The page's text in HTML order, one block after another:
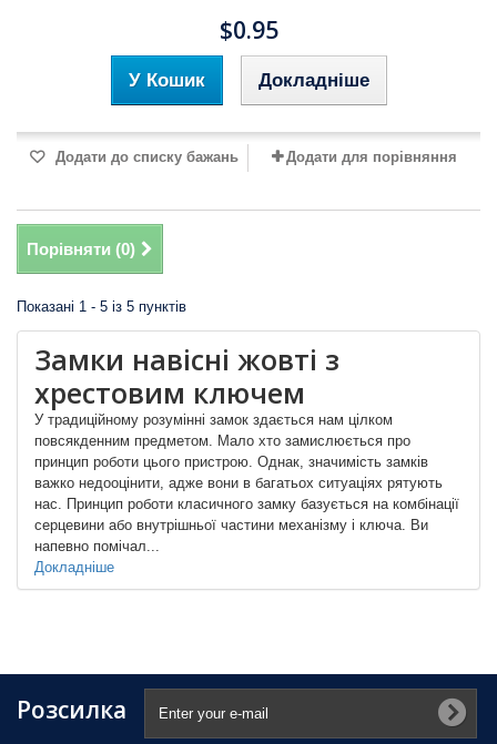
$0.95
У Кошик Докладніше
Додати до списку бажань Додати для порівняння
Порівняти (0)
Показані 1 - 5 із 5 пунктів
Замки навісні жовті з
хрестовим ключем
У традиційному розумінні замок здається нам цілком
повсякденним предметом. Мало хто замислюється про
принцип роботи цього пристрою. Однак, значимість замків
важко недооцінити, адже вони в багатьох ситуаціях рятують
нас. Принцип роботи класичного замку базується на комбінації
серцевини або внутрішньої частини механізму і ключа. Ви
напевно помічал...
Докладніше
Розсилка